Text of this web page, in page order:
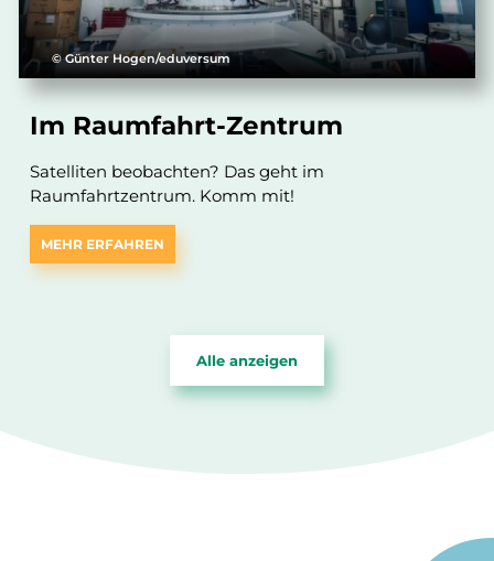
© Günter Hogen/eduversum
Im Raumfahrt-Zentrum
Satelliten beobachten? Das geht im
Raumfahrtzentrum. Komm mit!
MEHR ERFAHREN
Alle anzeigen